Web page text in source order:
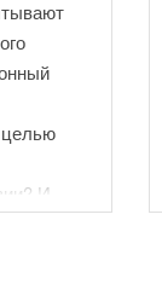
целью
И